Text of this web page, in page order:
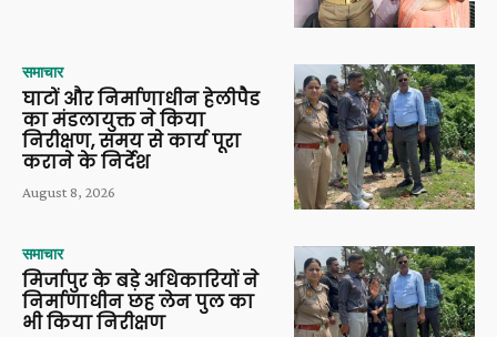
समाचार
घाटों और निर्माणाधीन हेलीपैड
का मंडलायुक्त ने किया
निरीक्षण, समय से कार्य पूरा
कराने के निर्देश
August 8, 2026
समाचार
मिर्जापुर के बड़े अधिकारियों ने
निर्माणाधीन छह लेन पुल का
भी किया निरीक्षण